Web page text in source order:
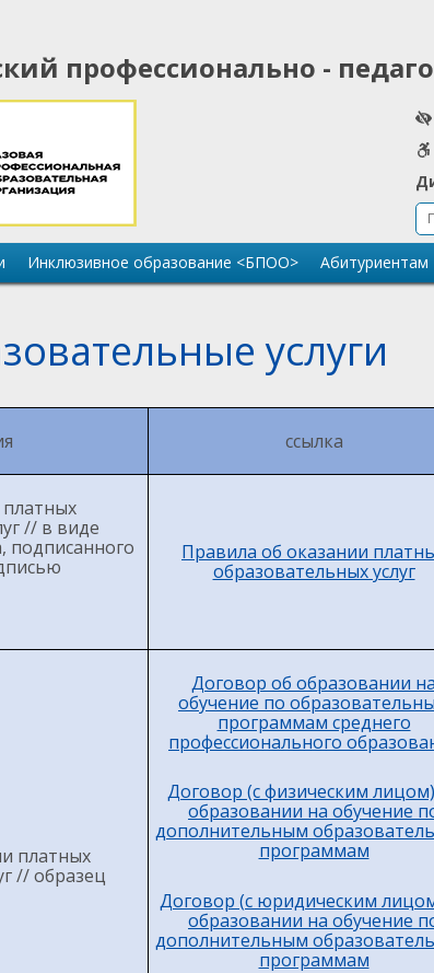
профессионально -
Инклюзивное образование <БПОО> Абитуриентам
услуги
ссылка
// в виде
подписанного
Правила об оказании
образовательных услуг
платных
// образец
Договор об образовании на
обучение по
программам среднего
профессионального
Договор (с физическим
образовании на обучение
дополнительным
программам
Договор (с юридическим
образовании на обучение
дополнительным
программам